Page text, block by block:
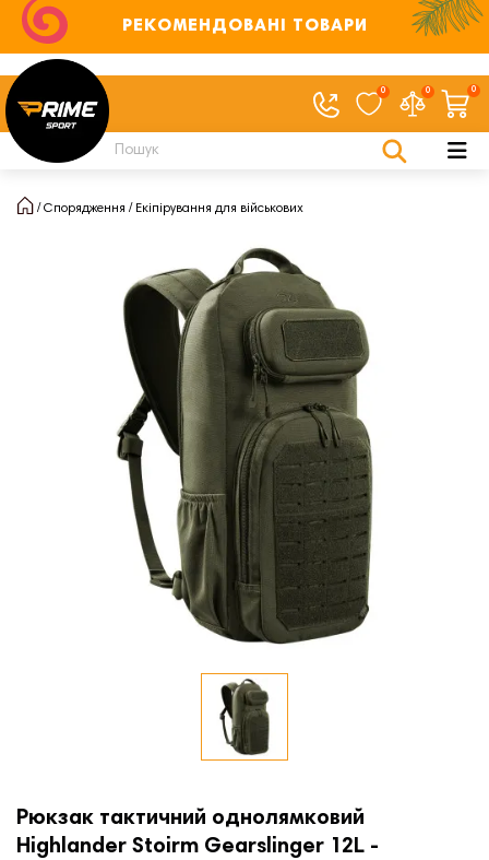
РЕКОМЕНДОВАНІ ТОВАРИ
0 0 0
Спорядження Екіпірування для військових
Рюкзак тактичний однолямковий
Highlander Stoirm Gearslinger 12L -